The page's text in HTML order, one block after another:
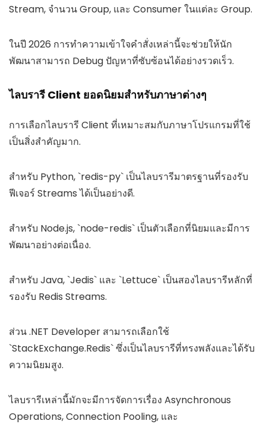
Stream, จำนวน Group, และ Consumer ในแต่ละ Group.
ในปี 2026 การทำความเข้าใจคำสั่งเหล่านี้จะช่วยให้นัก
พัฒนาสามารถ Debug ปัญหาที่ซับซ้อนได้อย่างรวดเร็ว.
ไลบรารี Client ยอดนิยมสำหรับภาษาต่างๆ
การเลือกไลบรารี Client ที่เหมาะสมกับภาษาโปรแกรมที่ใช้
เป็นสิ่งสำคัญมาก.
สำหรับ Python, `redis-py` เป็นไลบรารีมาตรฐานที่รองรับ
ฟีเจอร์ Streams ได้เป็นอย่างดี.
สำหรับ Node.js, `node-redis` เป็นตัวเลือกที่นิยมและมีการ
พัฒนาอย่างต่อเนื่อง.
สำหรับ Java, `Jedis` และ `Lettuce` เป็นสองไลบรารีหลักที่
รองรับ Redis Streams.
ส่วน .NET Developer สามารถเลือกใช้
`StackExchange.Redis` ซึ่งเป็นไลบรารีที่ทรงพลังและได้รับ
ความนิยมสูง.
ไลบรารีเหล่านี้มักจะมีการจัดการเรื่อง Asynchronous
Operations, Connection Pooling, และ